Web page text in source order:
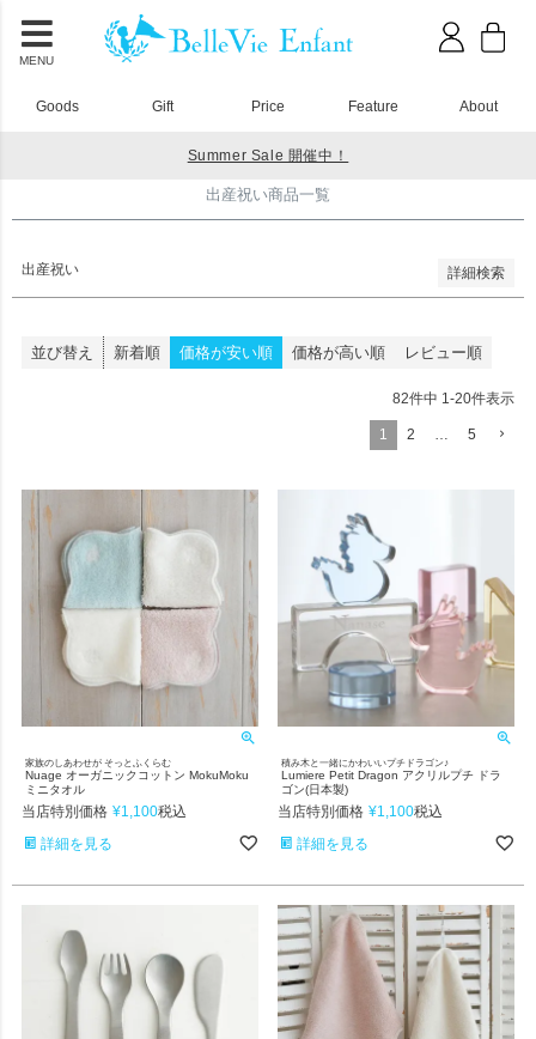
MENU
Goods Gift Price Feature About
Summer Sale 開催中！
出産祝い商品一覧
出産祝い 詳細検索
新着順
登録順
価格が高い順
キーワードヒット順
検索
並び替え 新着順 価格が安い順 価格が高い順 レビュー順
82件中 1 -20件表示
1 2 5
家族のしあわせが そっとふくらむ
Nuage オーガニックコットン MokuMoku
ミニタオル
当店特別価格 ¥1,100税込
詳細を見る
積み木と一緒にかわいいプチドラゴン♪
Lumiere Petit Dragon アクリルプチ ドラ
ゴン(日本製)
当店特別価格 ¥1,100税込
詳細を見る